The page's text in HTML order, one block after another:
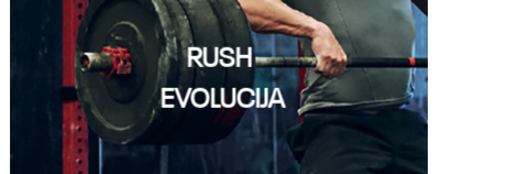
RUSH
EVOLUCIJA